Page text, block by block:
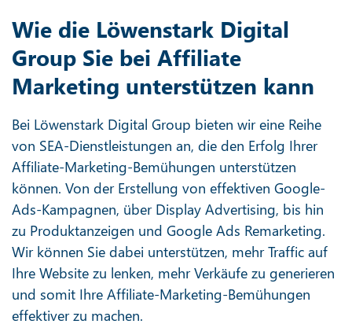
Wie die Löwenstark Digital
Group Sie bei Affiliate
Marketing unterstützen kann
Bei Löwenstark Digital Group bieten wir eine Reihe
von SEA-Dienstleistungen an, die den Erfolg Ihrer
Affiliate-Marketing-Bemühungen unterstützen
können. Von der Erstellung von effektiven Google-
Ads-Kampagnen, über Display Advertising, bis hin
zu Produktanzeigen und Google Ads Remarketing.
Wir können Sie dabei unterstützen, mehr Traffic auf
Ihre Website zu lenken, mehr Verkäufe zu generieren
und somit Ihre Affiliate-Marketing-Bemühungen
effektiver zu machen.